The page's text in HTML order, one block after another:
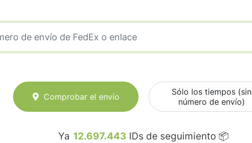
Comprobar el envío
Sólo los tiempos (sin
número de envío)
Ya 12.697.443 IDs de seguimiento 📦